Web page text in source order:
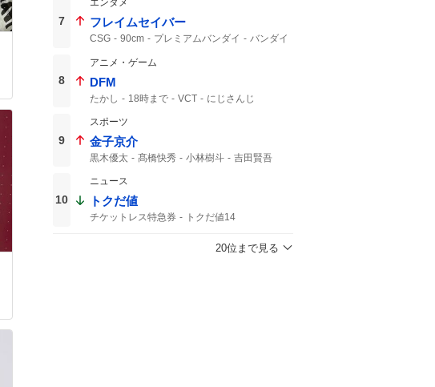
7
エンタメ
フレイムセイバー
CSG 90cm プレミアムバンダイ
バンダイ
8
アニメ・ゲーム
DFM
たかし 18時まで VCT にじさんじ
9
スポーツ
金子京介
黒木優太 髙橋快秀 小林樹斗
吉田賢吾
富山
10
ニュース
トクだ値
チケットレス特急券
トクだ値14
JR東
20位まで見る